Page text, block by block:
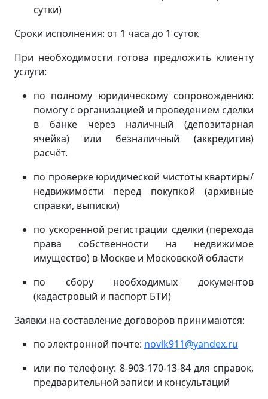
сутки)
Сроки исполнения: от 1 часа до 1 суток
При необходимости готова предложить клиенту
услуги:
по полному юридическому сопровождению:
помогу с организацией и проведением сделки
в банке через наличный (депозитарная
ячейка) или безналичный (аккредитив)
расчёт.
по проверке юридической чистоты квартиры/
недвижимости перед покупкой (архивные
справки, выписки)
по ускоренной регистрации сделки (перехода
права собственности на недвижимое
имущество) в Москве и Московской области
по сбору необходимых документов
(кадастровый и паспорт БТИ)
Заявки на составление договоров принимаются:
по электронной почте: novik911@yandex.ru
или по телефону: 8-903-170-13-84 для справок,
предварительной записи и консультаций